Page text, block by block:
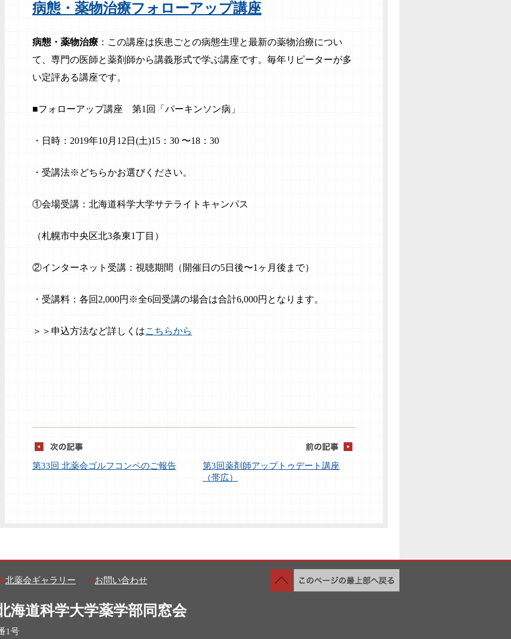
病態・薬物治療フォローアップ講座
病態・薬物治療 ：この講座は疾患ごとの病態生理と最新の薬物治療につい
て、専門の医師と薬剤師から講義形式で学ぶ講座です。 毎年リピーターが多
い定評ある講座です。
■フォローアップ講座 第1回「パーキンソン病」
・日時：2019年10月12日(土)15：30 〜18：30
・受講法※どちらかお選びください。
①会場受講：北海道科学⼤学サテライトキャンパス
（札幌市中央区北3条東1丁⽬）
②インターネット受講：視聴期間（開催⽇の5⽇後〜1ヶ⽉ 後まで）
・受講料：各回2,000円※全6回受講の場合は合計6,000円となります。
＞＞申込方法など詳しくはこちらから
第33回 北薬会ゴルフコンペのご報告
第3回薬剤師アップトゥデート講座
（帯広）
北薬会ギャラリー お問い合わせ
海道科学大学薬学部同窓会
1号